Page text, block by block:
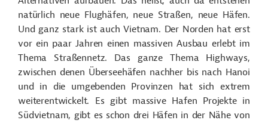
natürlich neue Flughäfen, neue Straßen, neue Häfen.
Und ganz stark ist auch Vietnam. Der Norden hat erst
vor ein paar Jahren einen massiven Ausbau erlebt im
Thema Straßennetz. Das ganze Thema Highways,
zwischen denen Überseehäfen nachher bis nach Hanoi
und in die umgebenden Provinzen hat sich extrem
weiterentwickelt. Es gibt massive Hafen Projekte in
Südvietnam, gibt es schon drei Häfen in der Nähe von